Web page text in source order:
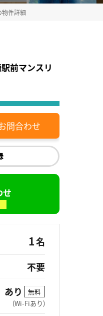
件詳細
前マンスリ
問合わせ
せ
1名
不要
あり
無料
(Wi-Fiあり)